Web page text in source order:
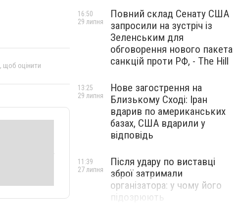
, щоб оцінити
Повний склад Сенату США
запросили на зустріч із
Зеленським для
обговорення нового пакета
санкцій проти РФ, - The Hill
16:50
29 липня
Нове загострення на
Близькому Сході: Іран
вдарив по американських
базах, США вдарили у
відповідь
13:25
29 липня
Після удару по виставці
зброї затримали
організатора: у чому його
підозрюють
11:39
27 липня